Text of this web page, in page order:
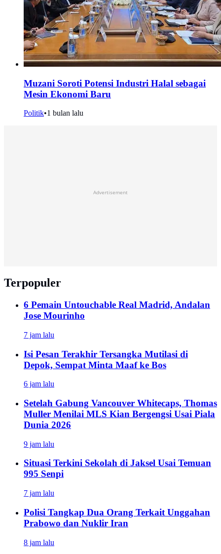
Muzani Soroti Potensi Industri Halal sebagai
Mesin Ekonomi Baru
Politik•1 bulan lalu
Advertisement
Terpopuler
6 Pemain Untouchable Real Madrid, Andalan
Jose Mourinho
7 jam lalu
Isi Pesan Terakhir Tersangka Mutilasi di
Depok, Sempat Minta Maaf ke Bos
6 jam lalu
Setelah Gabung Vancouver Whitecaps, Thomas
Muller Menilai MLS Kian Bergengsi Usai Piala
Dunia 2026
9 jam lalu
Situasi Terkini Sekolah di Jaksel Usai Temuan
995 Senpi
7 jam lalu
Polisi Tangkap Dua Orang Terkait Unggahan
Prabowo dan Nuklir Iran
8 jam lalu